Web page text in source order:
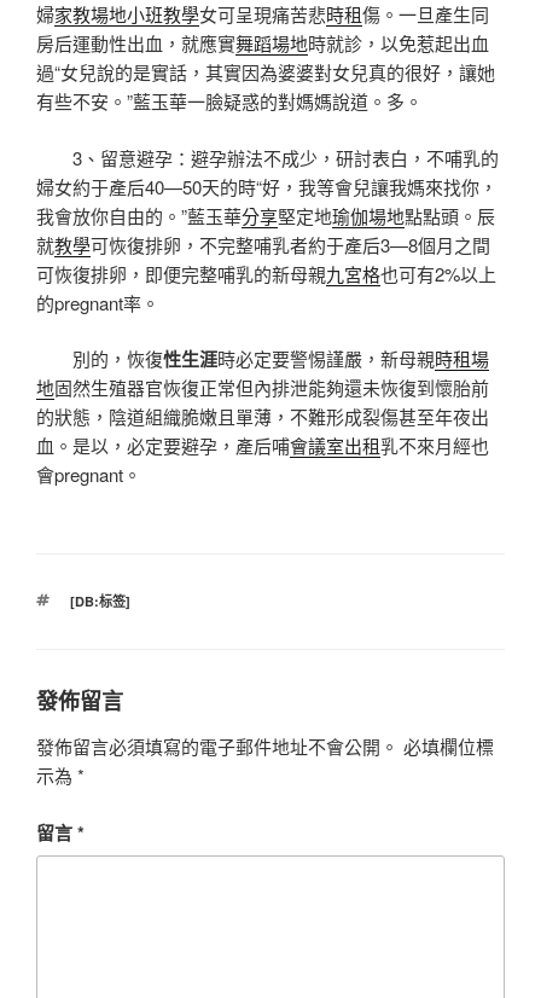
婦家教場地小班教學女可呈現痛苦悲時租傷。一旦產生同
房后運動性出血，就應實舞蹈場地時就診，以免惹起出血
過“女兒說的是實話，其實因為婆婆對女兒真的很好，讓她
有些不安。”藍玉華一臉疑惑的對媽媽說道。多。
3、留意避孕：避孕辦法不成少，研討表白，不哺乳的
婦女約于產后40—50天的時“好，我等會兒讓我媽來找你，
我會放你自由的。”藍玉華分享堅定地瑜伽場地點點頭。辰
就教學可恢復排卵，不完整哺乳者約于產后3—8個月之間
可恢復排卵，即便完整哺乳的新母親九宮格也可有2%以上
的pregnant率。
別的，恢復性生涯時必定要警惕謹嚴，新母親時租場
地固然生殖器官恢復正常但內排泄能夠還未恢復到懷胎前
的狀態，陰道組織脆嫩且單薄，不難形成裂傷甚至年夜出
血。是以，必定要避孕，產后哺會議室出租乳不來月經也
會pregnant。
標
[DB:标签]
發佈留言
發佈留言必須填寫的電子郵件地址不會公開。 必填欄位標
示為 *
留言*